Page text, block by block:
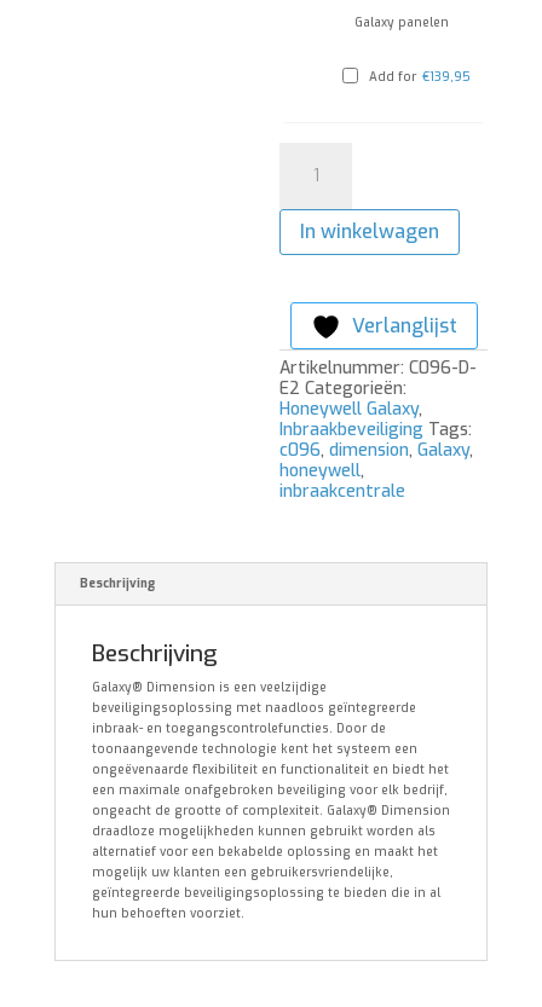
Galaxy panelen
Add for €139,95
Dimension
Inbraakcentrale
aantalIn winkelwagen
Verlanglijst
Artikelnummer:C096-D-
E2 Categorieën:
Honeywell Galaxy,
Inbraakbeveiliging Tags:
c096,dimension,Galaxy,
honeywell,
inbraakcentrale
Beschrijving
Beschrijving
Galaxy® Dimension is een veelzijdige
beveiligingsoplossing met naadloos geïntegreerde
inbraak- en toegangscontrolefuncties. Door de
toonaangevende technologie kent het systeem een
ongeëvenaarde flexibiliteit en functionaliteit en biedt het
een maximale onafgebroken beveiliging voor elk bedrijf,
ongeacht de grootte of complexiteit. Galaxy® Dimension
draadloze mogelijkheden kunnen gebruikt worden als
alternatief voor een bekabelde oplossing en maakt het
mogelijk uw klanten een gebruikersvriendelijke,
geïntegreerde beveiligingsoplossing te bieden die in al
hun behoeften voorziet.